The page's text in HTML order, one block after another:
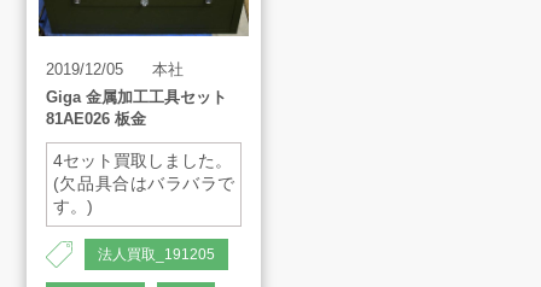
よくあるご質問
スタッフインタビュー
店舗案内
2019/12/05
本社
Giga 金属加工工具セット
81AE026 板金
4セット買取しました。
(欠品具合はバラバラで
す。)
品名：Metal Worker's
Tool Kit
法人買取_191205